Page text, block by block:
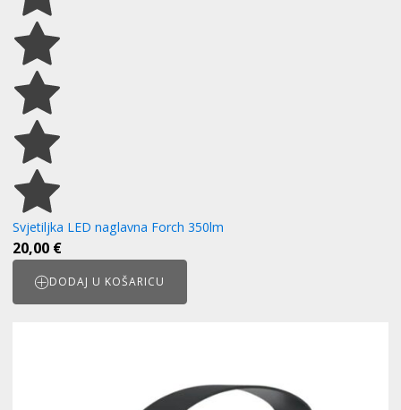
Svjetiljka LED naglavna Forch 350lm
20,00 €
DODAJ U KOŠARICU